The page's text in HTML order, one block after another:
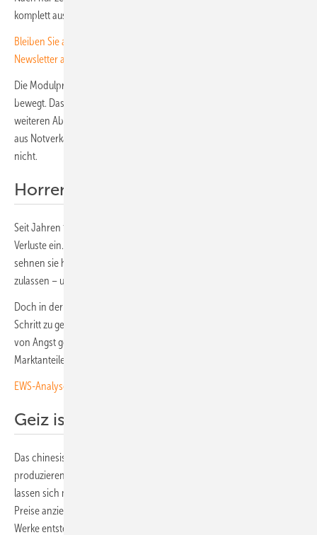
komplett ausgetauscht werden.
Bleiben Sie auf dem Laufenden, melden Sie sich für unseren
Newsletter an
Die Modulpreise haben sich zum Ende des Jahres 2025 kaum noch
bewegt. Das Niveau ist so niedrig, dass es keinen Spielraum für
weiteren Abwärtstrend gibt. Einzelne Ausreißer nach unten resultieren
aus Notverkäufen und Lagerbereinigungen, eine Tendenz ist das
nicht.
Horrende Verluste der Hersteller
Seit Jahren fahren die chinesischen Modulhersteller horrende
Verluste ein. Alle warten auf eine Korrektur der Preise nach oben,
sehnen sie herbei. Denn höhere Preise würden höhere Qualität
zulassen – und auskömmliche Margen ermöglichen.
Doch in der brutalen Bieterschlacht traut sich niemand, den ersten
Schritt zu gehen. Die großen Anbieter aus dem Reich der Mitte sind
von Angst getrieben. Von der Angst, mit Blut und Tränen erkämpfte
Marktanteile schnell wieder zu verlieren.
EWS-Analyse: Große Unterschiede zwischen den Bundesländern
Geiz ist geil zahlt sich nicht aus
Das chinesische Prinzip ist am Ende: Immer nur billiger zu
produzieren, zahlt sich langfristig nicht aus. Denn Modulfabriken
lassen sich mit relativ überschaubarem Capex bauen. Sobald die
Preise anziehen und neue Fabriken lukrativ werden, dürften neue
Werke entstehen – in Europa, mit kurzem Weg zu den Kunden. (HS)